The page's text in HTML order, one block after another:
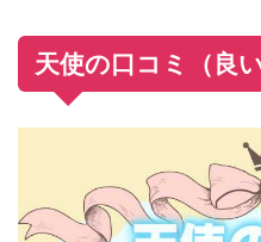
天使の口コミ（良